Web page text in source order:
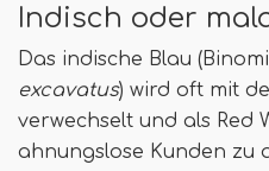
Indisch oder
Das indische Blau
excavatus) wird oft mit
verwechselt und als Red
ahnungslose Kunden zu